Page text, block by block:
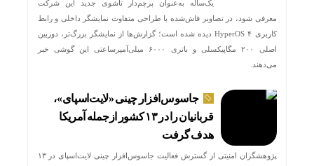
یک‌ساله به‌عنوان پرچم‌دار تاشوی جدید این شرکت
معرفی شود، در تصاویر فاش‌شده با طراحی متفاوت نمایشگر داخلی و رابط
کاربری HyperOS ۴ دیده شده است؛ گزارش‌ها از نمایشگر بزرگ‌تر، دوربین
اصلی ۲۰۰ مگاپیکسلی و باتری ۶۰۰۰ میلی‌آمپرساعتی این گوشی خبر
می‌دهند.
جاسوس‌افزار چینی «لایت‌اسپای»،
قربانیان را در ۱۳ کشور ازجمله آمریکا
هدف گرفت
پژوهشگران امنیتی از گسترش فعالیت جاسوس‌افزار چینی لایت‌اسپای در ۱۳